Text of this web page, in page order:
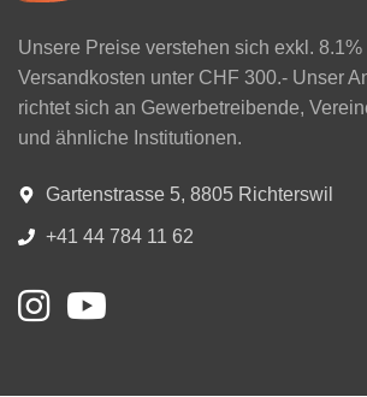
Unsere Preise verstehen sich exkl. 8.1%
Versandkosten unter CHF 300.- Unser
richtet sich an Gewerbetreibende,
und ähnliche Institutionen.
Gartenstrasse 5, 8805 Richterswil
+41 44 784 11 62